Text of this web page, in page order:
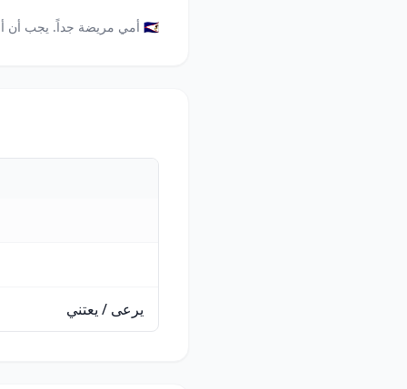
🇸🇦 أمي مريضة جداً. يجب أن أعتني بها.
يرعى / يعتني